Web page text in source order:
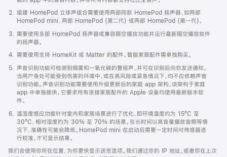
中
打
开)
组建 HomePod 立体声组合需要使用两部同款 HomePod 扬声器，如两部
HomePod mini、两部 HomePod (第二代) 或两部 HomePod (第一代)。
需要使用多部 HomePod 扬声器或兼容隔空播放功能并运行最新隔空播放软件
的扬声器。
需要使用支持 HomeKit 或 Matter 的配件。智能家居配件需单独购买。
声音识别功能可检测到烟雾和一氧化碳的警报声，并可在识别后向你发送通知。
当用户身处可能受到伤害的环境中，或在高风险或紧急情况下，均不应依赖声音
识别功能。声音识别功能需要使用升级更新后的家庭 app 架构，该架构于家庭
app 中单独提供。它要求所有连接家居配件的 Apple 设备均使用最新版本软
件。
温湿度感应功能针对室内和家居场景进行了优化，即环境温度约为 15ºC 至
30ºC、相对湿度约为 30% 至 70% 的场景。在长时间以高音量播放音频等情
况下，准确性可能会降低。HomePod mini 在启动后需要一定时间对传感器进
行校准，才可显示结果。
我们会使用你所在位置，为你更快显示送货选项。我们通过你的 IP 地址，或者你在上次